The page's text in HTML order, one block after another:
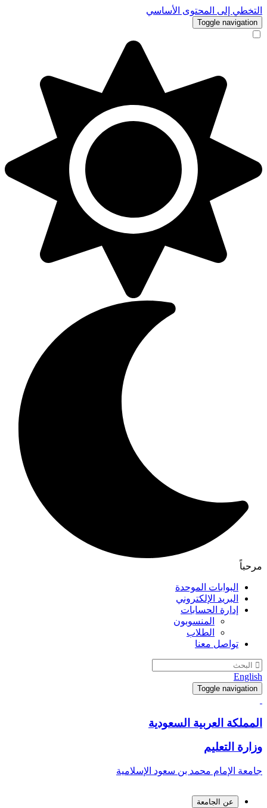
التخطي إلى المحتوى الأساسي
Toggle navigation
مرحباً
البوابات الموحدة
البريد الإلكتروني
إدارة الحسابات
المنسوبون
الطلاب
تواصل معنا
English
Toggle navigation
المملكة العربية السعودية
وزارة التعليم
جامعة الإمام محمد بن سعود الإسلامية
عن الجامعة